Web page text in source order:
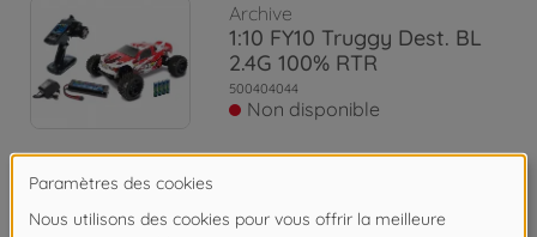
Archive
1:10 FY10 Truggy Dest. BL
2.4G 100% RTR
500404044
Non disponible
2.4G 100%RTR